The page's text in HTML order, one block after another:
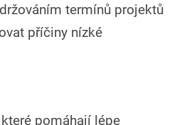
termínů projektů
příčiny nízké
pomáhají lépe